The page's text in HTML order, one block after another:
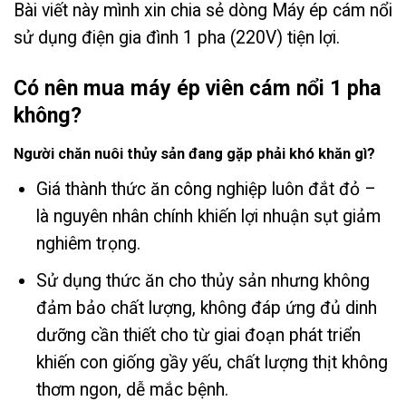
Bài viết này mình xin chia sẻ dòng Máy ép cám nổi
sử dụng điện gia đình 1 pha (220V) tiện lợi.
Có nên mua máy ép viên cám nổi 1 pha
không?
Người chăn nuôi thủy sản đang gặp phải khó khăn gì?
Giá thành thức ăn công nghiệp luôn đắt đỏ –
là nguyên nhân chính khiến lợi nhuận sụt giảm
nghiêm trọng.
Sử dụng thức ăn cho thủy sản nhưng không
đảm bảo chất lượng, không đáp ứng đủ dinh
dưỡng cần thiết cho từ giai đoạn phát triển
khiến con giống gầy yếu, chất lượng thịt không
thơm ngon, dễ mắc bệnh.